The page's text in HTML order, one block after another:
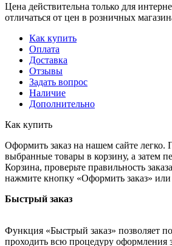
Цена действительна только для
отличаться от цен в розничных
Как купить
Оплата
Доставка
Отзывы
Задать вопрос
Наличие
Дополнительно
Как купить
Оформить заказ на нашем сайте легко.
выбранные товары в корзину, а затем
Корзина, проверьте правильность
нажмите кнопку «Оформить заказ»
Быстрый заказ
Функция «Быстрый заказ» позволяет
проходить всю процедуру оформления